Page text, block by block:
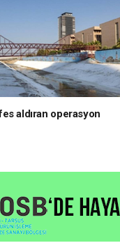
aldıran operasyon